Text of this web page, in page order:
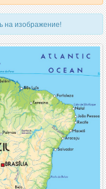
на изображение!